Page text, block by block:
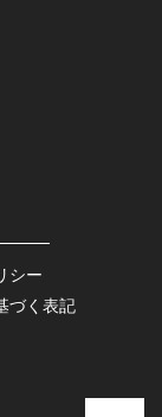
シー
づく表記